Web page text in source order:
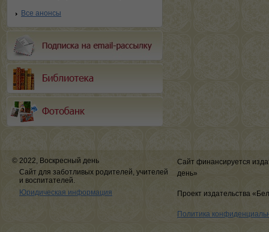
Все анонсы
© 2022, Воскресный день
Сайт для заботливых родителей, учителей
и воспитателей.
Юридическая информация
Сайт финансируется
день»
Проект издательства
Политика